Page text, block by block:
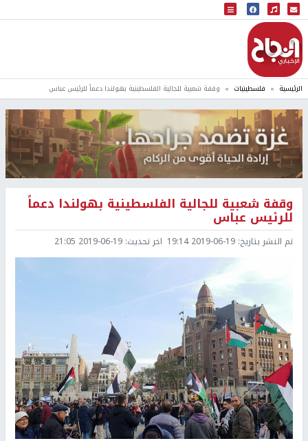
البث المباشر
إذاعة النجاح
الرئيسية فلسطينيات وقفة شعبية للجالية الفلسطينية بهولندا دعماً للرئيس عباس
وقفة شعبية للجالية الفلسطينية بهولندا دعماً
للرئيس عباس
تم النشر بتاريخ: 2019-06-19 19:14 اخر تحديث: 2019-06-19 21:05